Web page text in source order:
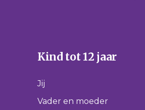
Kind tot 12 jaar
Jij
Vader en moeder